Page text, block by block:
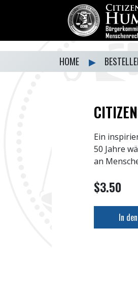
HOME ▶
Ein
50 Jahre
an
$3.50
In